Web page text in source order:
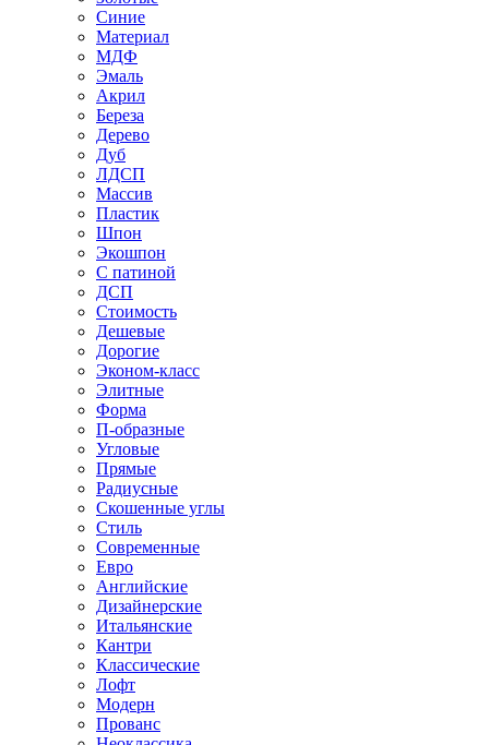
Синие
Материал
МДФ
Эмаль
Акрил
Береза
Дерево
Дуб
ЛДСП
Массив
Пластик
Шпон
Экошпон
С патиной
ДСП
Стоимость
Дешевые
Дорогие
Эконом-класс
Элитные
Форма
П-образные
Угловые
Прямые
Радиусные
Скошенные углы
Стиль
Современные
Евро
Английские
Дизайнерские
Итальянские
Кантри
Классические
Лофт
Модерн
Прованс